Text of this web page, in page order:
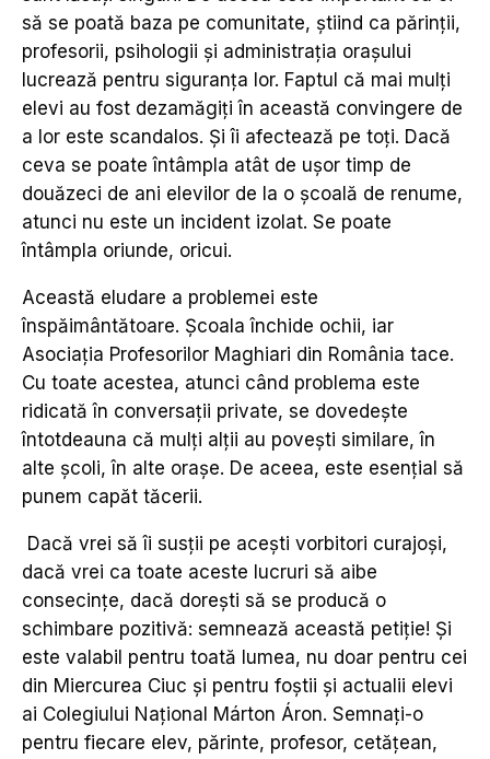
să se poată baza pe comunitate, știind ca părinții,
profesorii, psihologii și administrația orașului
lucrează pentru siguranța lor. Faptul că mai mulți
elevi au fost dezamăgiți în această convingere de
a lor este scandalos. Și îi afectează pe toți. Dacă
ceva se poate întâmpla atât de ușor timp de
douăzeci de ani elevilor de la o școală de renume,
atunci nu este un incident izolat. Se poate
întâmpla oriunde, oricui.
Această eludare a problemei este
înspăimântătoare. Școala închide ochii, iar
Asociația Profesorilor Maghiari din România tace.
Cu toate acestea, atunci când problema este
ridicată în conversații private, se dovedește
întotdeauna că mulți alții au povești similare, în
alte școli, în alte orașe. De aceea, este esențial să
punem capăt tăcerii.
Dacă vrei să îi susții pe acești vorbitori curajoși,
dacă vrei ca toate aceste lucruri să aibe
consecințe, dacă dorești să se producă o
schimbare pozitivă: semnează această petiție! Și
este valabil pentru toată lumea, nu doar pentru cei
din Miercurea Ciuc și pentru foștii și actualii elevi
ai Colegiului Național Márton Áron. Semnați-o
pentru fiecare elev, părinte, profesor, cetățean,